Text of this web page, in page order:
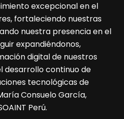
excepcional en el
fortaleciendo nuestras
nuestra presencia en el
expandiéndonos,
digital de nuestros
desarrollo continuo de
tecnológicas de
Consuelo García,
Perú.